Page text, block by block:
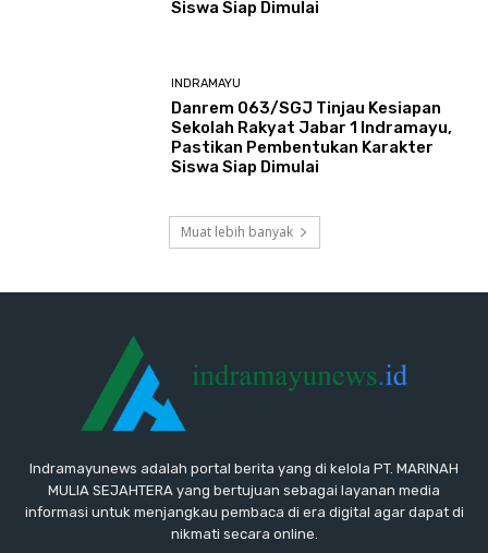
Siswa Siap Dimulai
INDRAMAYU
Danrem 063/SGJ Tinjau Kesiapan
Sekolah Rakyat Jabar 1 Indramayu,
Pastikan Pembentukan Karakter
Siswa Siap Dimulai
Muat lebih banyak
Indramayunews adalah portal berita yang di kelola PT. MARINAH
MULIA SEJAHTERA yang bertujuan sebagai layanan media
informasi untuk menjangkau pembaca di era digital agar dapat di
nikmati secara online.